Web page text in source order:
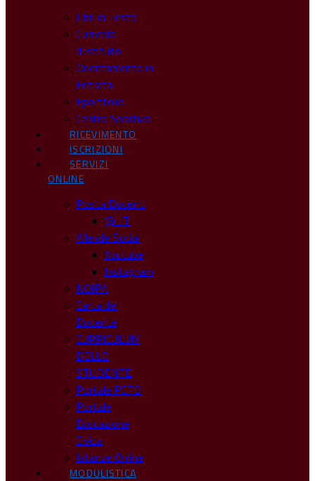
Libri di Testo
Curricolo
d’Istituto
Orientamento in
Entrata
Eportfolio
Centro Sportivo
RICEVIMENTO
ISCRIZIONI
SERVIZI
ONLINE
Posta Docenti
@ .IT
Allende Social
Youtube
Instagram
NOIPA
Carta del
Docente
CURRICULUM
DELLO
STUDENTE
Portale PCTO
Portale
Educazione
Civica
Istanze Online
MODULISTICA